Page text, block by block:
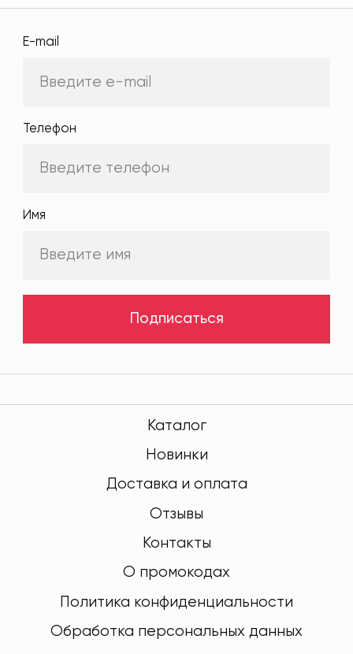
E-mail
Телефон
Имя
Подписаться
Каталог
Новинки
Доставка и оплата
Отзывы
Контакты
О промокодах
Политика конфиденциальности
Обработка персональных данных